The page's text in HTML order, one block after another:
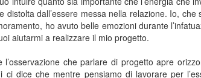
distolta dall’essere messa nella relazione. Io,
ho avuto belle emozioni durante
aiutarmi a realizzare il mio progetto.
l’osservazione che parlare di progetto apre
ci dice che mentre pensiamo di lavorare per